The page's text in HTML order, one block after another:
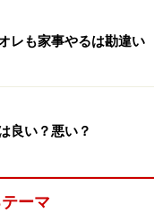
レも家事やるは勘違い
良い？悪い？
ーマ